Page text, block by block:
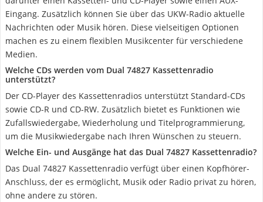
Eingang. Zusätzlich können Sie über das UKW-Radio aktuelle
Nachrichten oder Musik hören. Diese vielseitigen Optionen
machen es zu einem flexiblen Musikcenter für verschiedene
Medien.
Welche CDs werden vom Dual 74827 Kassettenradio
unterstützt?
Der CD-Player des Kassettenradios unterstützt Standard-CDs
sowie CD-R und CD-RW. Zusätzlich bietet es Funktionen wie
Zufallswiedergabe, Wiederholung und Titelprogrammierung,
um die Musikwiedergabe nach Ihren Wünschen zu steuern.
Welche Ein- und Ausgänge hat das Dual 74827 Kassettenradio?
Das Dual 74827 Kassettenradio verfügt über einen Kopfhörer-
Anschluss, der es ermöglicht, Musik oder Radio privat zu hören,
ohne andere zu stören.